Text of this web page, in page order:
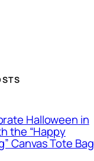
Halloween in
the “Happy
Canvas Tote Bag